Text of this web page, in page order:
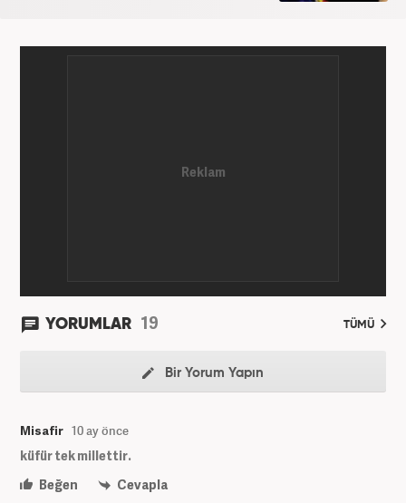
YORUMLAR 19 TÜMÜ
Bir Yorum Yapın
Misafir 10 ay önce
küfür tek millettir.
Beğen
Cevapla